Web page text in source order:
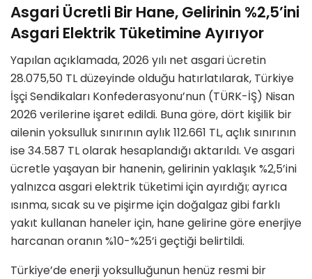
Asgari Ücretli Bir Hane, Gelirinin %2,5’ini
Asgari Elektrik Tüketimine Ayırıyor
Yapılan açıklamada, 2026 yılı net asgari ücretin
28.075,50 TL düzeyinde olduğu hatırlatılarak, Türkiye
İşçi Sendikaları Konfederasyonu’nun (TÜRK-İŞ) Nisan
2026 verilerine işaret edildi. Buna göre, dört kişilik bir
ailenin yoksulluk sınırının aylık 112.661 TL, açlık sınırının
ise 34.587 TL olarak hesaplandığı aktarıldı. Ve asgari
ücretle yaşayan bir hanenin, gelirinin yaklaşık %2,5’ini
yalnızca asgari elektrik tüketimi için ayırdığı; ayrıca
ısınma, sıcak su ve pişirme için doğalgaz gibi farklı
yakıt kullanan haneler için, hane gelirine göre enerjiye
harcanan oranın %10-%25’i geçtiği belirtildi.
Türkiye’de enerji yoksulluğunun henüz resmi bir